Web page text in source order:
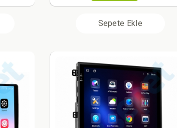
Sepete Ekle